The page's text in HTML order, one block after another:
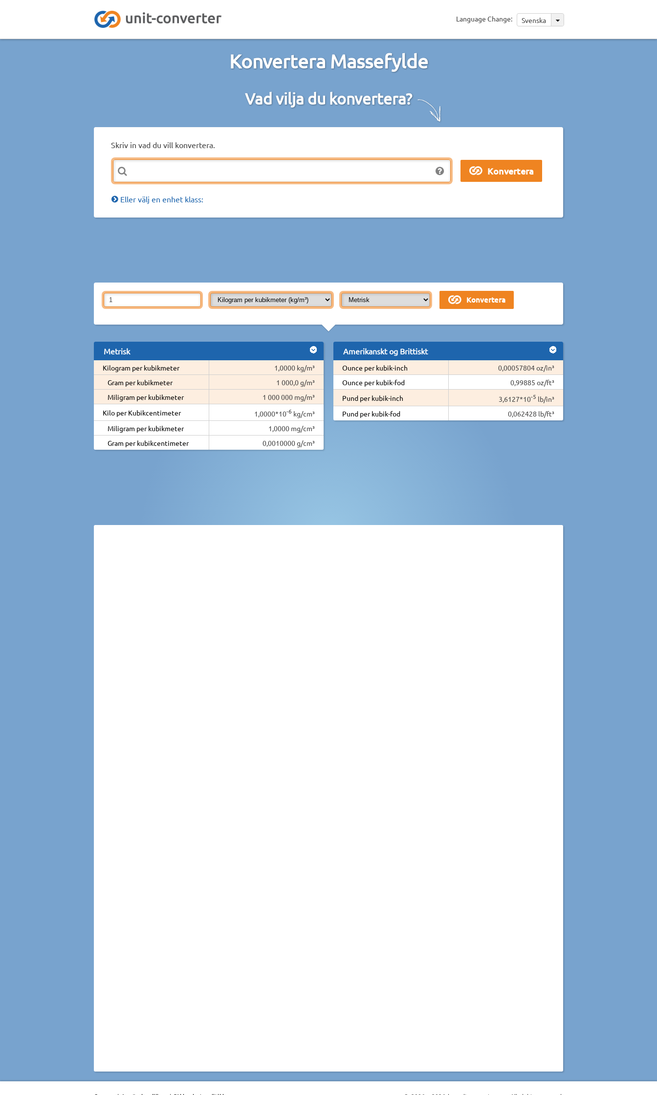
Language Change: Svenska
Konvertera Massefylde
Vad vilja du konvertera?
Skriv in vad du vill konvertera.
Eller välj en enhet klass:
Metrisk
Kilogram per kubikmeter
1,0000 kg/m³
Gram per kubikmeter
1 000,0 g/m³
Miligram per kubikmeter
1 000 000 mg/m³
Kilo per Kubikcentimeter
1,0000*10-6 kg/cm³
Miligram per kubikmeter
1,0000 mg/cm³
Gram per kubikcentimeter
0,0010000 g/cm³
Amerikanskt og Brittiskt
Ounce per kubik-inch
0,00057804 oz/in³
Ounce per kubik-fod
0,99885 oz/ft³
Pund per kubik-inch
3,6127*10-5 lb/in³
Pund per kubik-fod
0,062428 lb/ft³